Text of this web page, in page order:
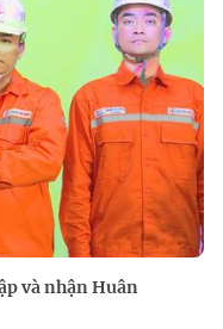
và nhận Huân